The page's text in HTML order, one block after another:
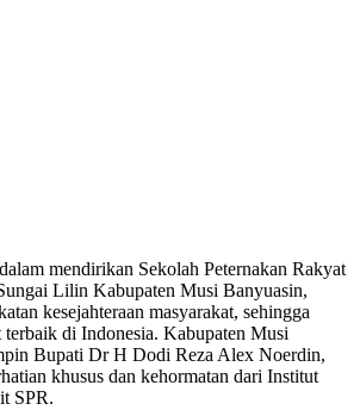
mendirikan Sekolah Peternakan Rakyat
Lilin Kabupaten Musi Banyuasin,
kesejahteraan masyarakat, sehingga
terbaik di Indonesia. Kabupaten Musi
Bupati Dr H Dodi Reza Alex Noerdin,
khusus dan kehormatan dari Institut
SPR.